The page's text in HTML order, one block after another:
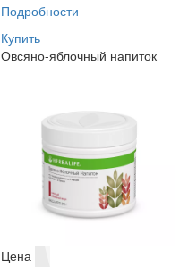
Подробности
Купить
Овсяно-яблочный напиток
Цена